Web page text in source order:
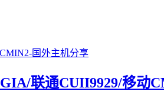
联通CUII9929/移动